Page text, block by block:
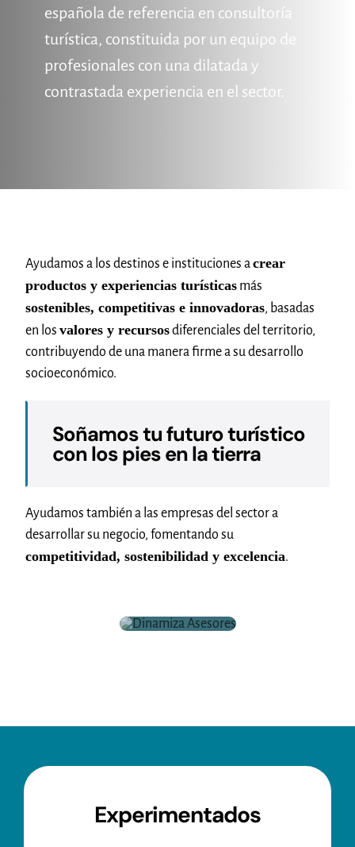
CONTACTO
española de referencia en consultoría
turística, constituida por un equipo de
profesionales con una dilatada y
contrastada experiencia en el sector.
Ayudamos a los destinos e instituciones acrear
productos y experiencias turísticas más
sostenibles, competitivas e innovadoras, basadas
en los valores y recursosdiferenciales del territorio,
contribuyendo de una manera firme a su desarrollo
socioeconómico.
Soñamos tu futuro turístico
con los pies en la tierra
Ayudamos también a las empresas del sector a
desarrollar su negocio, fomentando su
competitividad, sostenibilidad y excelencia.
Experimentados